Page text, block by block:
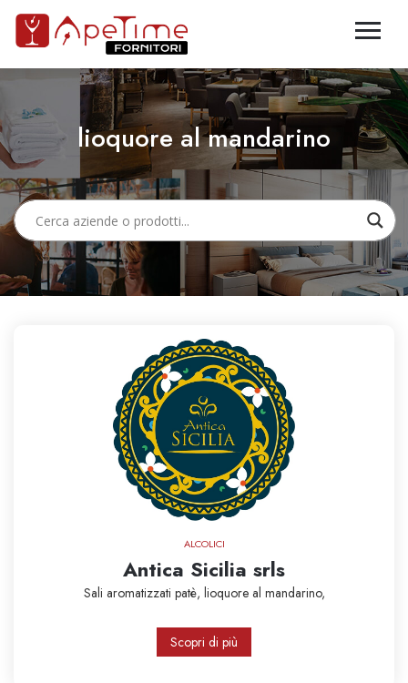
lioquore al mandarino
ALCOLICI
Antica Sicilia srls
Sali aromatizzati patè, lioquore al mandarino,
Scopri di più